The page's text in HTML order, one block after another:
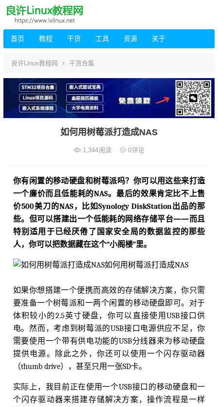
首页 教程 干货 工具 资源 关于
良许Linux教程网 干货合集
如何用树莓派打造成NAS
1,344阅读 0评论
你有闲置的移动硬盘和树莓派吗？你可以用这些来打造
一个廉价而且低能耗的NAS。最后的效果肯定比不上售
价500美刀的NAS，比如Synology DiskStation出品的那
些。但可以搭建出一个低能耗的网络存储平台——而且
特别适用于已经厌倦了国家安全局的数据监控的那些
人，你可以把数据藏在这个“小阁楼”里。
如果你想搭建一个便携而高效的存储解决方案，你只需
要准备一个树莓派和一两个闲置的移动硬盘即可。对于
体积较小的2.5英寸硬盘，你可以直接使用USB接口供
电。然而，考虑到树莓派的USB接口电源供应不足，你
需要使用一个带有供电功能的USB分线器来为移动硬盘
提供电源。除此之外，你还可以使用一个闪存驱动器
（thumb drive），甚至只用一张SD卡。
实际上，我目前正在使用一个USB接口的移动硬盘和一
个闪存驱动器来搭建存储解决方案，操作流程是一样